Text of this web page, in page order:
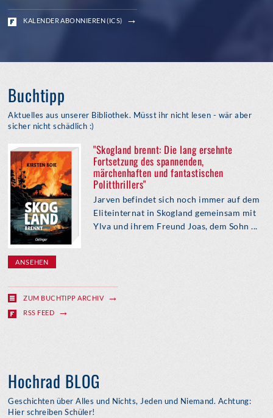
KALENDER ABONNIEREN (ICS)
Buchtipp
Aktuelles aus unserer Bibliothek. Müsst ihr nicht lesen - wär aber
sicher nicht schädlich :)
"Skogland brennt: Die lang ersehnte
Fortsetzung des spannenden,
märchenhaften und fantastischen
Politthrillers"
Jarven befindet sich noch immer auf dem
Eliteinternat in Skogland gemeinsam mit
Ylva und ihrem Freund Joas, dem Sohn ...
ANSEHEN
ZUM BUCHTIPP ARCHIV
RSS FEED
Hochrad BLOG
Geschichten über Alles und Nichts, Jeden und Niemand. Achtung:
Hier schreiben Schüler!